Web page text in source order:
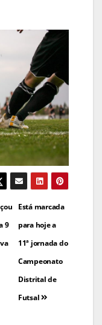
Está marcada
para hoje a
11ª jornada do
Campeonato
Distrital de
Futsal
9